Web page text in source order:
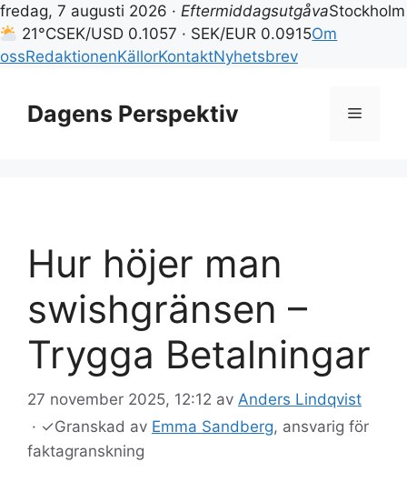
fredag, 7 augusti 2026 · EftermiddagsutgåvaStockholm
21°CSEK/USD 0.1057 · SEK/EUR 0.0915Om
ossRedaktionenKällorKontaktNyhetsbrev
innehållDagens Perspektiv Meny
Hur höjer man
swishgränsen –
Trygga Betalningar
27 november 2025, 12:12 av Anders Lindqvist
· ✓Granskad av Emma Sandberg, ansvarig för
faktagranskning